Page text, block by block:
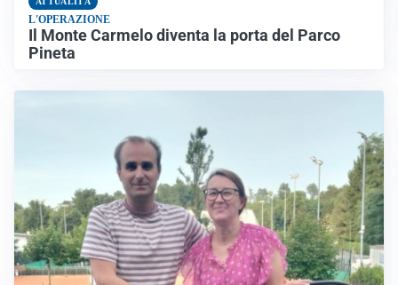
L'OPERAZIONE
Il Monte Carmelo diventa la porta del Parco
Pineta